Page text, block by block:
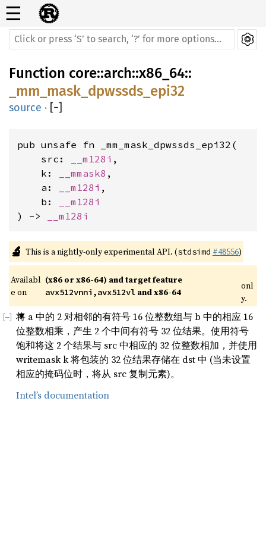
☰
Function core::arch::x86_64::
_mm_mask_dpwssds_epi32
source · [−]
pub unsafe fn _mm_mask_dpwssds_epi32(
    src:
__m128i ,
    k:
__mmask8 ,
    a:
__m128i ,
    b:
__m128i
) ->
__m128i
🔬 This is a nightly-only experimental API. (stdsimd #48556)
Availabl
e on
(x86 or x86-64) and target feature
avx512vnni,avx512vl and x86-64
onl
y.
将 a 中的 2 对相邻的有符号 16 位整数组与 b 中的相应 16
位整数相乘，产生 2 个中间有符号 32 位结果。使用符号
饱和将这 2 个结果与 src 中相应的 32 位整数相加，并使用
writemask k 将包装的 32 位结果存储在 dst 中 (当未设置
相应的掩码位时，将从 src 复制元素)。
Intel’s documentation